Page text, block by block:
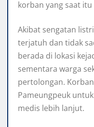
korban yang saat
Akibat sengatan
terjatuh dan tidak
berada di lokasi
sementara warga
pertolongan.
Pameungpeuk
medis lebih lanjut.